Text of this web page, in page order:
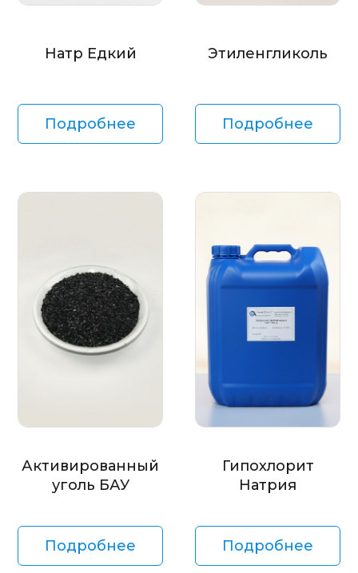
Натр Едкий
Подробнее
Этиленгликоль
Подробнее
Активированный
уголь БАУ
Подробнее
Гипохлорит
Натрия
Подробнее